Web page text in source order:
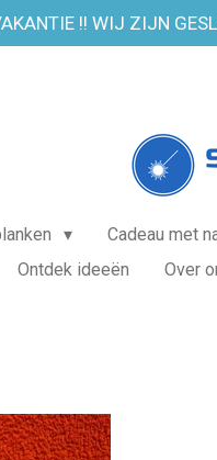
!! WIJ ZIJN
Cadeau met
Ontdek ideeën Over